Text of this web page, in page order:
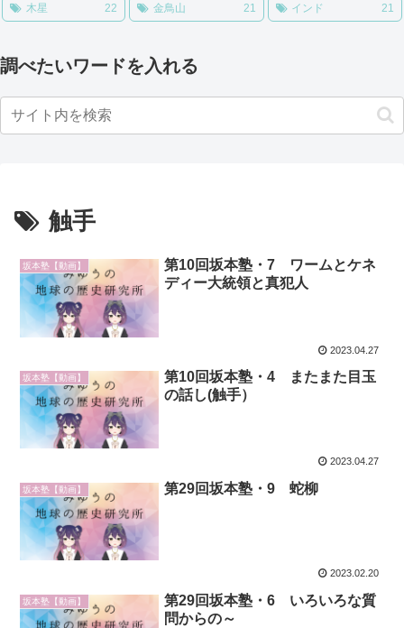
木星 22 金鳥山 21 インド 21
調べたいワードを入れる
触手
坂本塾【動画】
第10回坂本塾・7 ワームとケネ
ディー大統領と真犯人
2023.04.27
坂本塾【動画】
第10回坂本塾・4 またまた目玉
の話し(触手）
2023.04.27
坂本塾【動画】 第29回坂本塾・9 蛇柳
2023.02.20
坂本塾【動画】
第29回坂本塾・6 いろいろな質
問からの～